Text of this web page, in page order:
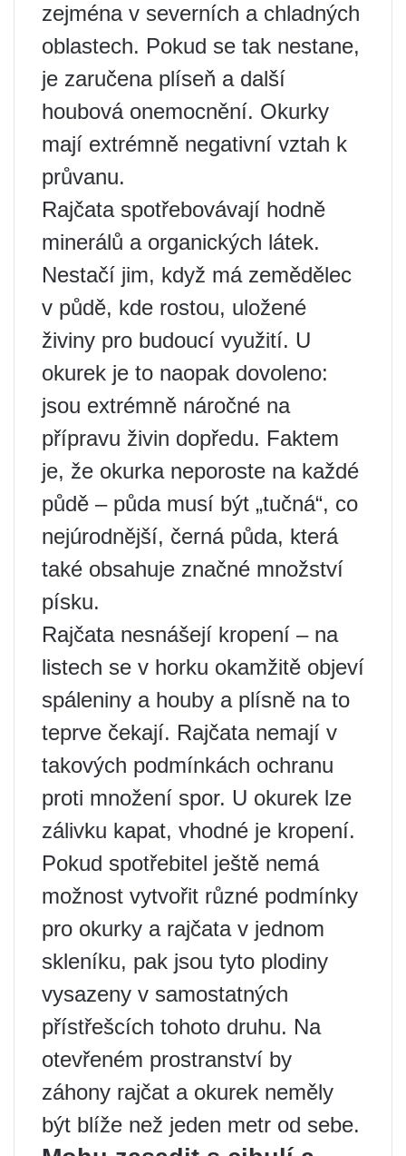
zejména v severních a chladných
oblastech. Pokud se tak nestane,
je zaručena plíseň a další
houbová onemocnění. Okurky
mají extrémně negativní vztah k
průvanu.
Rajčata spotřebovávají hodně
minerálů a organických látek.
Nestačí jim, když má zemědělec
v půdě, kde rostou, uložené
živiny pro budoucí využití. U
okurek je to naopak dovoleno:
jsou extrémně náročné na
přípravu živin dopředu. Faktem
je, že okurka neporoste na každé
půdě – půda musí být „tučná“, co
nejúrodnější, černá půda, která
také obsahuje značné množství
písku.
Rajčata nesnášejí kropení – na
listech se v horku okamžitě objeví
spáleniny a houby a plísně na to
teprve čekají. Rajčata nemají v
takových podmínkách ochranu
proti množení spor. U okurek lze
zálivku kapat, vhodné je kropení.
Pokud spotřebitel ještě nemá
možnost vytvořit různé podmínky
pro okurky a rajčata v jednom
skleníku, pak jsou tyto plodiny
vysazeny v samostatných
přístřešcích tohoto druhu. Na
otevřeném prostranství by
záhony rajčat a okurek neměly
být blíže než jeden metr od sebe.